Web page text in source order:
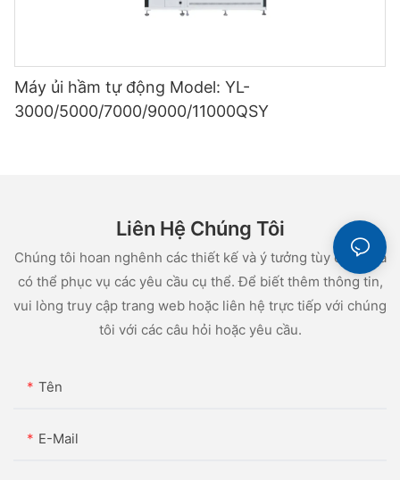
Máy ủi hầm tự động Model: YL-
3000/5000/7000/9000/11000QSY
Liên Hệ Chúng Tôi
Chúng tôi hoan nghênh các thiết kế và ý tưởng tùy chỉnh và
có thể phục vụ các yêu cầu cụ thể. Để biết thêm thông tin,
vui lòng truy cập trang web hoặc liên hệ trực tiếp với chúng
tôi với các câu hỏi hoặc yêu cầu.
Tên
E-Mail